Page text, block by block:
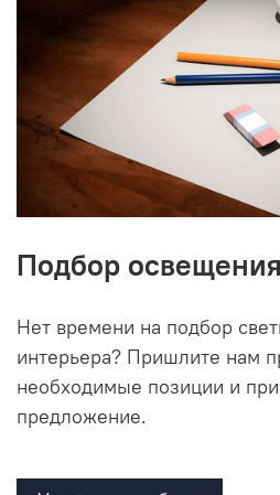
Подбор
Нет времени на подбор
интерьера? Пришлите нам
необходимые позиции и
предложение.